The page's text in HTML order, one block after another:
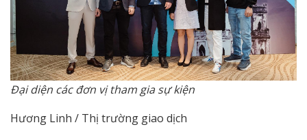
Đại diện các đơn vị tham gia sự kiện
Hương Linh / Thị trường giao dịch